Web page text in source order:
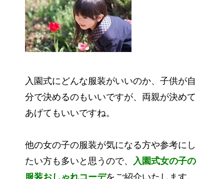
入園式にどんな服装がいいのか、子供が自
分で決めるのもいいですが、両親が決めて
あげてもいいですね。
他の女の子の服装が気になる方や参考にし
たい方も多いと思うので、 入園式女の子の